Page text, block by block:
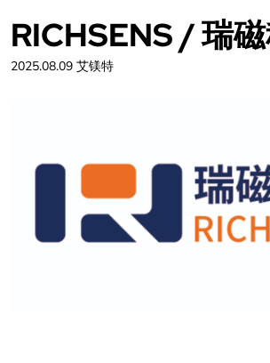
RICHSENS / 瑞
2025.08.09 艾镁特